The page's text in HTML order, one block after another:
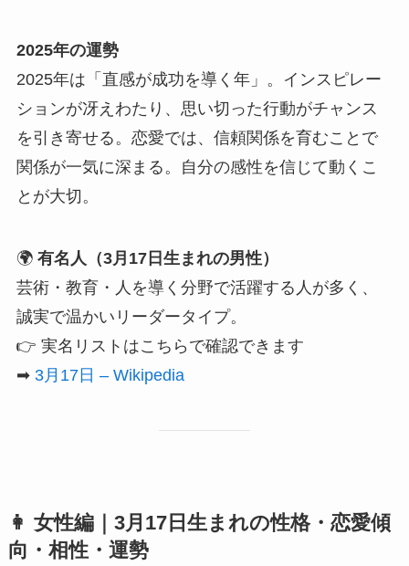
2025年の運勢
2025年は「直感が成功を導く年」。インスピレー
ションが冴えわたり、思い切った行動がチャンス
を引き寄せる。恋愛では、信頼関係を育むことで
関係が一気に深まる。自分の感性を信じて動くこ
とが大切。
🌍 有名人（3月17日生まれの男性）
芸術・教育・人を導く分野で活躍する人が多く、
誠実で温かいリーダータイプ。
👉 実名リストはこちらで確認できます
➡ 3月17日 – Wikipedia
👩 女性編｜3月17日生まれの性格・恋愛傾
向・相性・運勢